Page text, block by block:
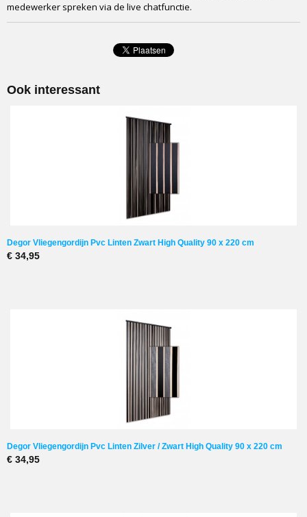
medewerker spreken via de live chatfunctie.
Ook interessant
Degor Vliegengordijn Pvc Linten Zwart High Quality 90 x 220 cm
€ 34,95
Degor Vliegengordijn Pvc Linten Zilver / Zwart High Quality 90 x 220 cm
€ 34,95